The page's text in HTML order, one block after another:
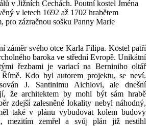
v Jižních Čechách. Poutní kostel Jména
v letech 1692 až 1702 hrabětem
pro zázračnou sošku Panny Marie
záměr svého otce Karla Filipa. Kostel patří
baroka ve střední Evropě. Unikátní
řezbami je variací na Berniniho oltář
Kdo byl autorem projektu, se neví.
J. Santinimu Aichlovi, ale dnešní
že architektem by mohl být sám hrabě
zdejší zalesněné lokality nebyl náhodný,
také v plánu vybudovat kolem budovy
mezitím zemřel a svůj plán již nestihl